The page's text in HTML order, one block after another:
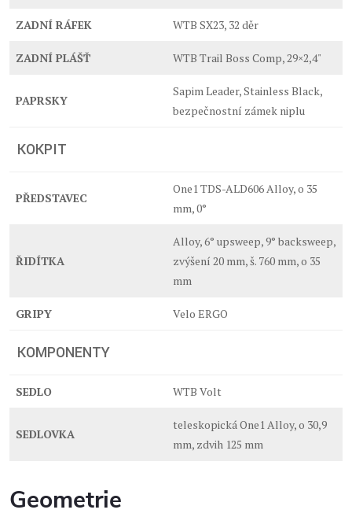
ZADNÍ RÁFEK WTB SX23, 32 děr
ZADNÍ PLÁŠŤ WTB Trail Boss Comp, 29×2,4"
PAPRSKY
Sapim Leader, Stainless Black,
bezpečnostní zámek niplu
KOKPIT
PŘEDSTAVEC
One1 TDS-ALD606 Alloy, o 35
mm, 0°
ŘIDÍTKA
Alloy, 6° upsweep, 9° backsweep,
zvýšení 20 mm, š. 760 mm, o 35
mm
GRIPY Velo ERGO
KOMPONENTY
SEDLO WTB Volt
SEDLOVKA
teleskopická One1 Alloy, o 30,9
mm, zdvih 125 mm
Geometrie